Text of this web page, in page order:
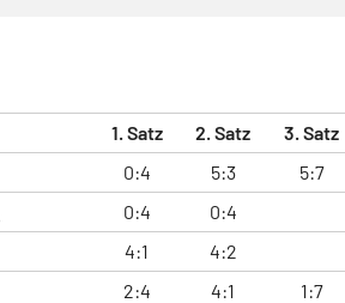
1. Satz 2. Satz 3. Satz
0:4 5:3 5:7
0:4 0:4
4:1 4:2
2:4 4:1 1:7